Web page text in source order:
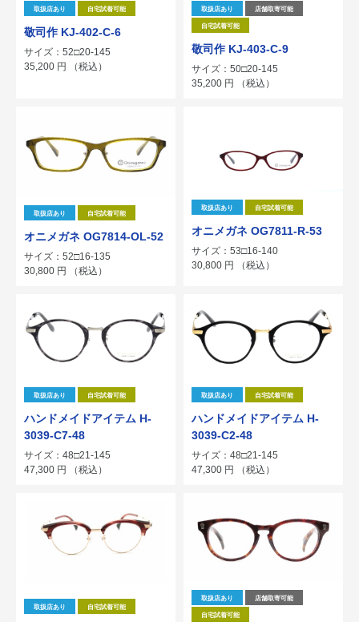
取扱店あり 自宅試着可能
敬司作 KJ-402-C-6
サイズ：52□20-145
35,200 円 （税込）
取扱店あり 店舗取寄可能
自宅試着可能
敬司作 KJ-403-C-9
サイズ：50□20-145
35,200 円 （税込）
取扱店あり 自宅試着可能
オニメガネ OG7814-OL-52
サイズ：52□16-135
30,800 円 （税込）
取扱店あり 自宅試着可能
オニメガネ OG7811-R-53
サイズ：53□16-140
30,800 円 （税込）
取扱店あり 自宅試着可能
ハンドメイドアイテム H-
3039-C7-48
サイズ：48□21-145
47,300 円 （税込）
取扱店あり 自宅試着可能
ハンドメイドアイテム H-
3039-C2-48
サイズ：48□21-145
47,300 円 （税込）
取扱店あり 自宅試着可能
取扱店あり 店舗取寄可能
自宅試着可能